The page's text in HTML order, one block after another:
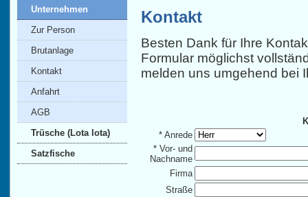
Unternehmen
Zur Person
Brutanlage
Kontakt
Anfahrt
AGB
Trüsche (Lota lota)
Satzfische
Kontakt
Besten Dank für Ihre
Formular möglichst
melden uns umgehend bei
* Anrede
* Vor- und
Nachname
Firma
Straße